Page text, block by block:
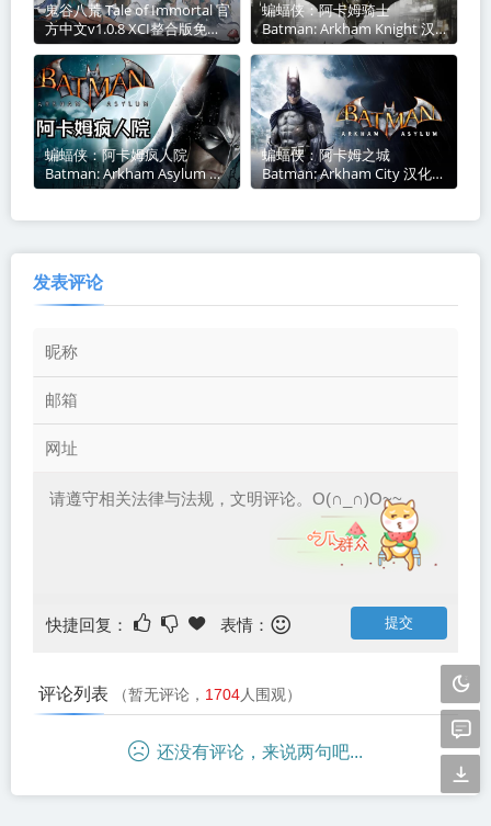
鬼谷八荒 Tale of Immortal 官
方中文v1.0.8 XCI整合版免费
百度网盘下载
蝙蝠侠：阿卡姆骑士
Batman: Arkham Knight 汉
化中文本体XCI免费网盘下载
蝙蝠侠：阿卡姆疯人院
Batman: Arkham Asylum 汉
化中文本体v1.0.0 XCI免费百
蝙蝠侠：阿卡姆之城
Batman: Arkham City 汉化中
文本体v1.0.2 nsp免费百度网
发表评论
快捷回复： 表情：
评论列表 （暂无评论， 1704人围观）
还没有评论，来说两句吧...